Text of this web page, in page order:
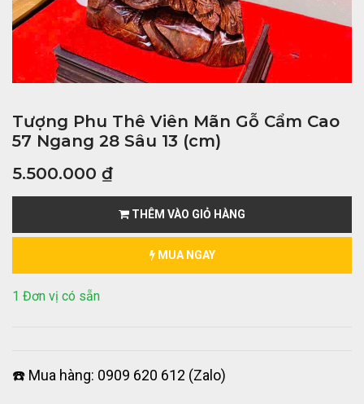
Tượng Phu Thê Viên Mãn Gỗ Cẩm Cao
57 Ngang 28 Sâu 13 (cm)
5.500.000 ₫
THÊM VÀO GIỎ HÀNG
MUA NGAY
1 Đơn vị có sẵn
☎️ Mua hàng: 0909 620 612 (Zalo)